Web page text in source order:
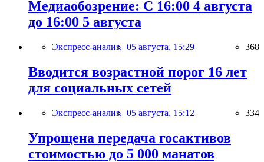
Медиаобозрение: С 16:00 4 августа
до 16:00 5 августа
Экспресс-анализ, 05 августа, 15:29 368
Вводится возрастной порог 16 лет
для социальных сетей
Экспресс-анализ, 05 августа, 15:12 334
Упрощена передача госактивов
стоимостью до 5 000 манатов